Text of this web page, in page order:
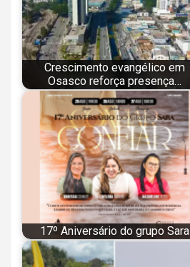
Crescimento evangélico em
Osasco reforça presença…
17º Aniversário do grupo Sara